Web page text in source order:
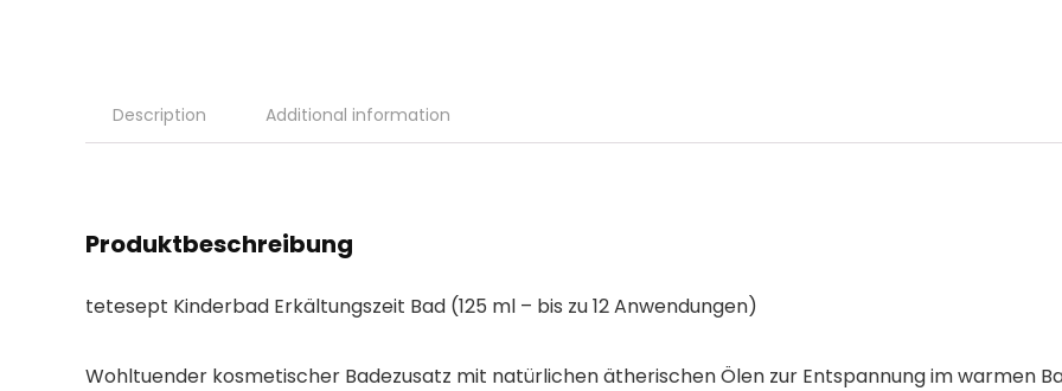
Description Additional information
Produktbeschreibung
tetesept Kinderbad Erkältungszeit Bad (125 ml – bis zu 12 Anwendungen)
Wohltuender kosmetischer Badezusatz mit natürlichen ätherischen Ölen zur Entspannung im warmen